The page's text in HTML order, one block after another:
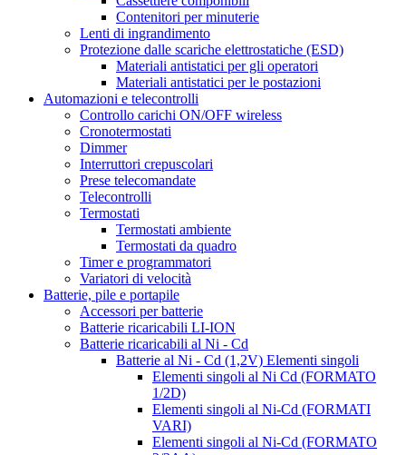
Contenitori per minuterie
Lenti di ingrandimento
Protezione dalle scariche elettrostatiche (ESD)
Materiali antistatici per gli operatori
Materiali antistatici per le postazioni
Automazioni e telecontrolli
Controllo carichi ON/OFF wireless
Cronotermostati
Dimmer
Interruttori crepuscolari
Prese telecomandate
Telecontrolli
Termostati
Termostati ambiente
Termostati da quadro
Timer e programmatori
Variatori di velocità
Batterie, pile e portapile
Accessori per batterie
Batterie ricaricabili LI-ION
Batterie ricaricabili al Ni - Cd
Batterie al Ni - Cd (1,2V) Elementi singoli
Elementi singoli al Ni Cd (FORMATO
1/2D)
Elementi singoli al Ni-Cd (FORMATI
VARI)
Elementi singoli al Ni-Cd (FORMATO